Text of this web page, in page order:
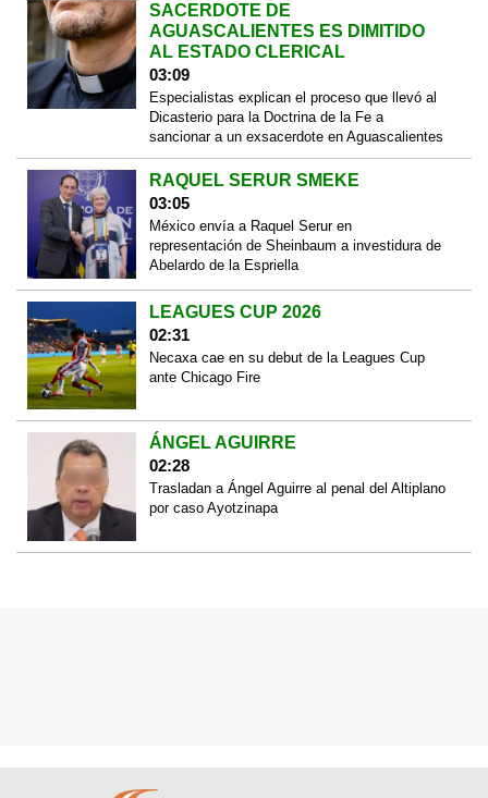
SACERDOTE DE
AGUASCALIENTES ES DIMITIDO
AL ESTADO CLERICAL
03:09
Especialistas explican el proceso que llevó al
Dicasterio para la Doctrina de la Fe a
sancionar a un exsacerdote en Aguascalientes
RAQUEL SERUR SMEKE
03:05
México envía a Raquel Serur en
representación de Sheinbaum a investidura de
Abelardo de la Espriella
LEAGUES CUP 2026
02:31
Necaxa cae en su debut de la Leagues Cup
ante Chicago Fire
ÁNGEL AGUIRRE
02:28
Trasladan a Ángel Aguirre al penal del Altiplano
por caso Ayotzinapa